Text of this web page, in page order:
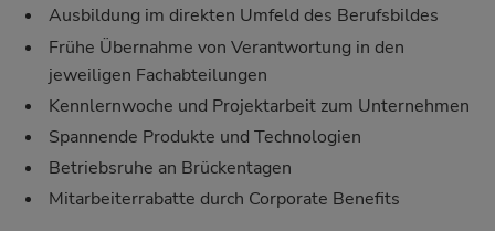
Ausbildung im direkten Umfeld des Berufsbildes
Frühe Übernahme von Verantwortung in den
jeweiligen Fachabteilungen
Kennlernwoche und Projektarbeit zum Unternehmen
Spannende Produkte und Technologien
Betriebsruhe an Brückentagen
Mitarbeiterrabatte durch Corporate Benefits